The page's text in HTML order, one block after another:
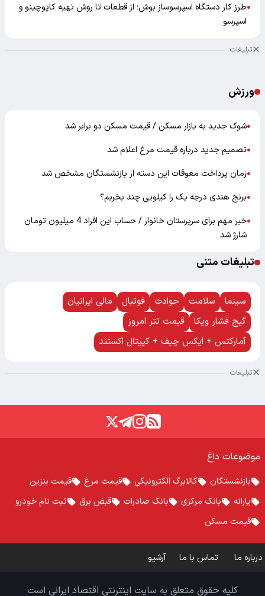
●طرز کار دستگاه اسپرسوساز بوش؛ از قطعات تا روش تهیه کاپوچینو و
اسپرسو
تبلیغات
ورزش
●شوک جدید به بازار مسکن / قیمت مسکن دو برابر شد
●تصمیم جدید درباره قیمت مرغ اعلام شد
●زمان پرداخت معوقات این دسته از بازنشستگان مشخص شد
●برنج هندی درجه یک را کیلویی چند بخریم؟
●
خبر مهم برای سرپرستان خانوار / حساب این افراد 4 میلیون تومان
شارژ شد
تبلیغات متنی
سینما سلامت حوادث فوتبال
مالی ایرانیان
گیج فشار ویکا
قیمت تتر امروز
آمارکتس + ایکس چیف + کپیتال اکستند
تبلیغات
موضوعات داغ
بازنشستگان کالابرگ الکترونیکی قیمت مرغ
قیمت بنزین
یارانه
بانک مرکزی بانک صادرات قبض برق
ثبت نام خودرو
قیمت مسکن
درباره ما تماس با ما آرشیو
کلیه حقوق متعلق به سایت اینترنتی اقتصاد ایرانی است